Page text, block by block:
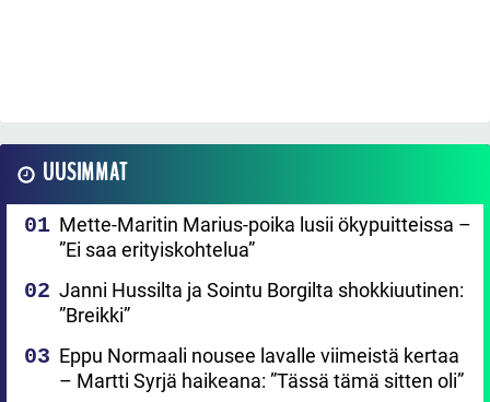
UUSIMMAT
Mette-Maritin Marius-poika lusii ökypuitteissa –
”Ei saa erityiskohtelua”
Janni Hussilta ja Sointu Borgilta shokkiuutinen:
”Breikki”
Eppu Normaali nousee lavalle viimeistä kertaa
– Martti Syrjä haikeana: ”Tässä tämä sitten oli”